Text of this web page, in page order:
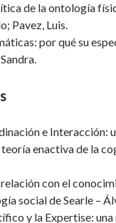
de la ontología
Pavez, Luis.
por qué su
e Interacción:
enactiva de la
con el
social de Searle –
y la Expertise: